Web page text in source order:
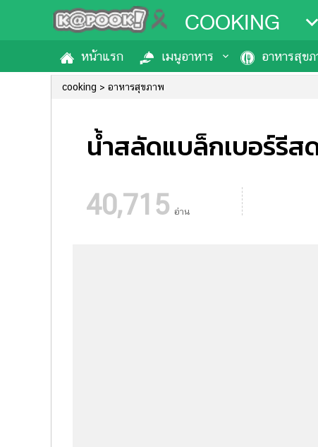
COOKING
หน้าแรก เมนูอาหาร อาหารสุข
cooking อาหารสุขภาพ
น้ำสลัดแบล็กเบอร์รีส
40,715 อ่าน